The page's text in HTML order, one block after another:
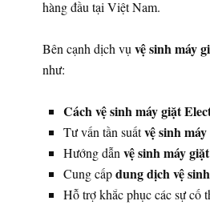
hàng đầu tại Việt Nam.
Bên cạnh dịch vụvệ sinh máy
như:
Cách vệ sinh máy giặt
Tư vấn tần suấtvệ sinh
Hướng dẫnvệ sinh máy
Cung cấpdung dịch vệ
Hỗ trợ khắc phục các sự cố